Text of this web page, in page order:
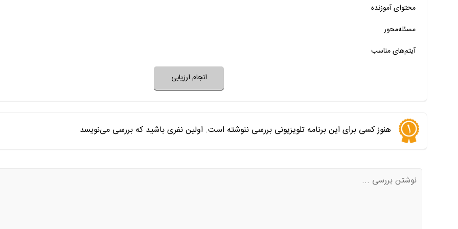
خیر تقریبا
خیر
محتوای آموزنده
مسئله‌محور
آیتم‌های مناسب
انجام ارزیابی
هنوز کسی برای این برنامه تلویزیونی بررسی ننوشته است. اولین نفری باشید که بررسی می‌نویسد